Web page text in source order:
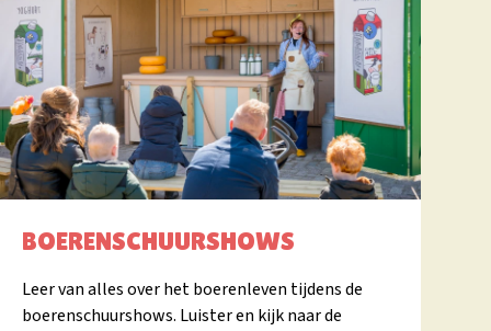
BOERENSCHUURSHOWS
Leer van alles over het boerenleven tijdens de
boerenschuurshows. Luister en kijk naar de